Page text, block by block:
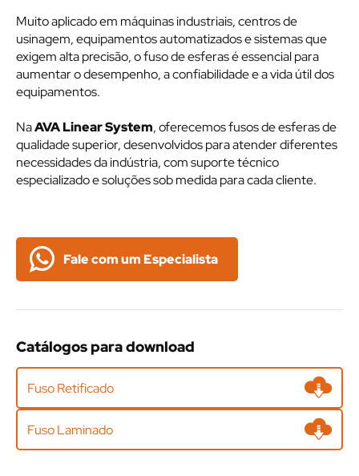
Muito aplicado em máquinas industriais, centros de
usinagem, equipamentos automatizados e sistemas que
exigem alta precisão, o fuso de esferas é essencial para
aumentar o desempenho, a confiabilidade e a vida útil dos
equipamentos.
NaAVA Linear System, oferecemos fusos de esferas de
qualidade superior, desenvolvidos para atender diferentes
necessidades da indústria, com suporte técnico
especializado e soluções sob medida para cada cliente.
Fale com um Especialista
Catálogos para download
Fuso Retificado
Fuso Laminado